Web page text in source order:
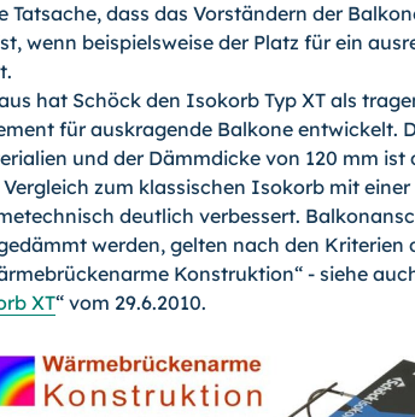
Tatsache, dass das Vorständern der
wenn beispielsweise der Platz für ein
hat Schöck den Isokorb Typ XT als
für auskragende Balkone entwickelt.
und der Dämmdicke von 120 mm ist
zum klassischen Isokorb mit
deutlich verbessert.
werden, gelten nach den Kriterien
Konstruktion“ - siehe
XT“ vom 29.6.2010.